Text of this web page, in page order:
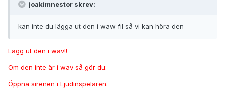
joakimnestor skrev:
kan inte du lägga ut den i waw fil så vi kan höra den
Lägg ut den i wav!!
Om den inte är i wav så gör du:
Öppna sirenen i Ljudinspelaren.